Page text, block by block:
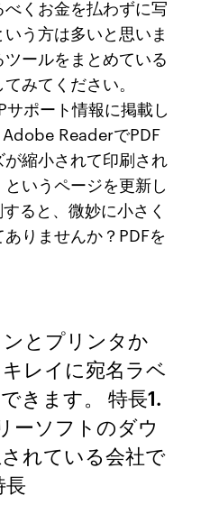
くお金を払わずに写
う方は多いと思いま
ールをまとめている
みてください。
ポート情報に掲載し
ReaderでPDF
縮小されて印刷され
いうページを更新し
ると、微妙に小さく
りませんか？PDFを
とプリンタか
レイに宛名ラベ
きます。 特長1.
ーソフトのダウ
れている会社で
長